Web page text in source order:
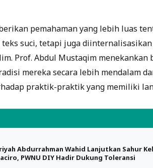
pemahaman yang lebih luas
suci, tetapi juga
Prof. Abdul Mustaqim
mereka secara lebih mendalam
praktik-praktik yang memiliki
Abdurrahman Wahid Lanjutkan Sahur
PWNU DIY Hadir Dukung Toleransi